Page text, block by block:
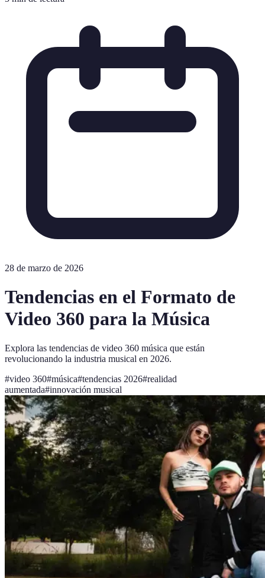
28 de marzo de 2026
Tendencias en el Formato de
Video 360 para la Música
Explora las tendencias de video 360 música que están
revolucionando la industria musical en 2026.
#video 360#música#tendencias 2026#realidad
aumentada#innovación musical